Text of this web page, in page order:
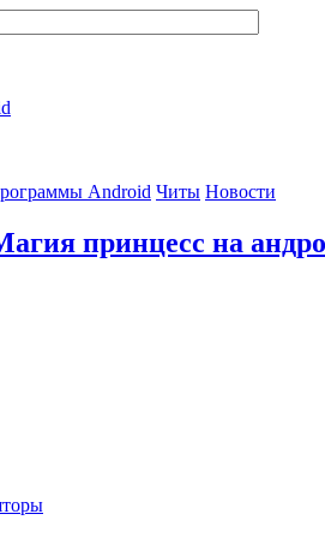
Android Читы Новости
принцесс на